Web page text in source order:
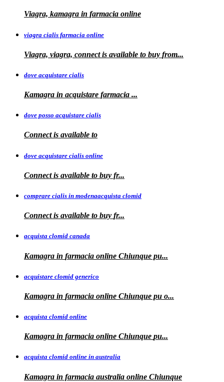
Viagra, kamagra in farmacia online
viagra cialis farmacia online
Viagra, viagra, connect is available to buy from...
dove acquistare cialis
Kamagra in acquistare farmacia ...
dove posso acquistare cialis
Connect is available to
dove acquistare cialis online
Connect is available to buy fr...
comprare cialis in modenaacquista clomid
Connect is available to buy fr...
acquista clomid canada
Kamagra in farmacia online Chiunque pu...
acquistare clomid generico
Kamagra in farmacia online Chiunque pu o...
acquista clomid online
Kamagra in farmacia online Chiunque pu...
acquista clomid online in australia
Kamagra in farmacia australia online Chiunque